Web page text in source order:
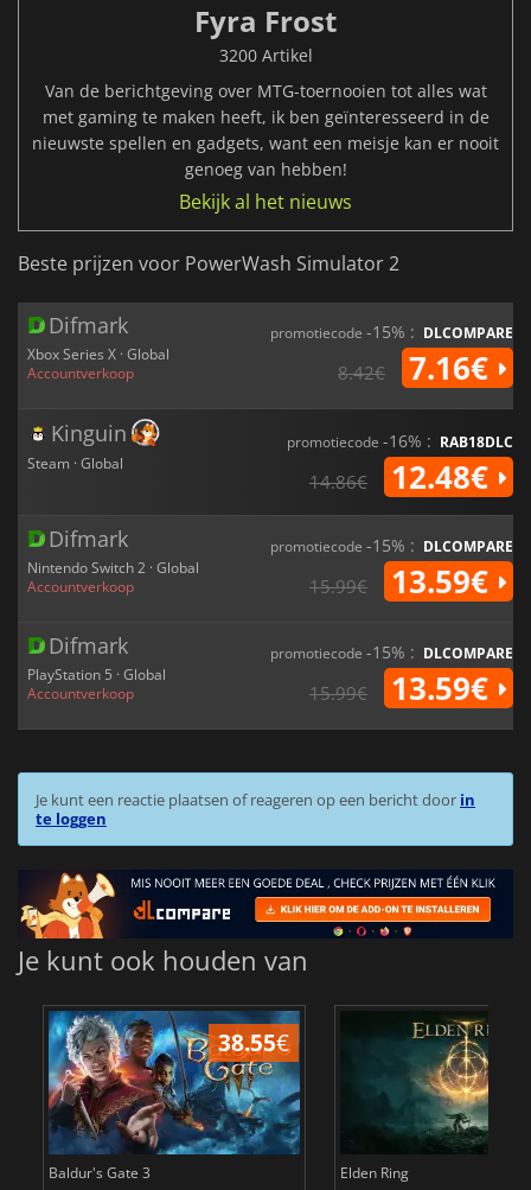
Fyra Frost
3200 Artikel
Van de berichtgeving over MTG-toernooien tot alles wat
met gaming te maken heeft, ik ben geïnteresseerd in de
nieuwste spellen en gadgets, want een meisje kan er nooit
genoeg van hebben!
Bekijk al het nieuws
Beste prijzen voor PowerWash Simulator 2
Difmark
Xbox Series X · Global
Accountverkoop
promotiecode -15% : DLCOMPARE
8.42€ 7.16€
Kinguin
Steam · Global
promotiecode -16% : RAB18DLC
14.86€ 12.48€
Difmark
Nintendo Switch 2 · Global
Accountverkoop
promotiecode -15% : DLCOMPARE
15.99€ 13.59€
Difmark
PlayStation 5 · Global
Accountverkoop
promotiecode -15% : DLCOMPARE
15.99€ 13.59€
Je kunt een reactie plaatsen of reageren op een bericht door in
te loggen
Je kunt ook houden van
38.55€
Baldur's Gate 3 Elden Ring